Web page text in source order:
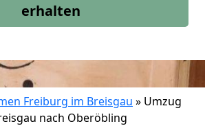
erhalten
Freiburg im Breisgau » Umzug
nach Oberöbling